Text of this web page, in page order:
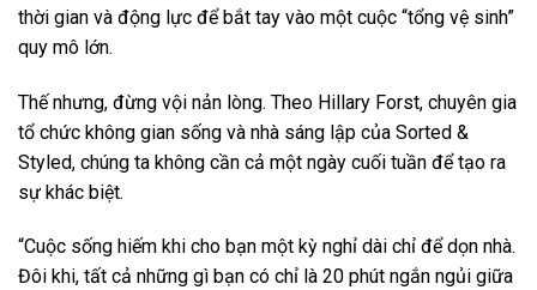
thời gian và động lực để bắt tay vào một cuộc “tổng vệ sinh”
quy mô lớn.
Thế nhưng, đừng vội nản lòng. Theo Hillary Forst, chuyên gia
tổ chức không gian sống và nhà sáng lập của Sorted &
Styled, chúng ta không cần cả một ngày cuối tuần để tạo ra
sự khác biệt.
“Cuộc sống hiếm khi cho bạn một kỳ nghỉ dài chỉ để dọn nhà.
Đôi khi, tất cả những gì bạn có chỉ là 20 phút ngắn ngủi giữa